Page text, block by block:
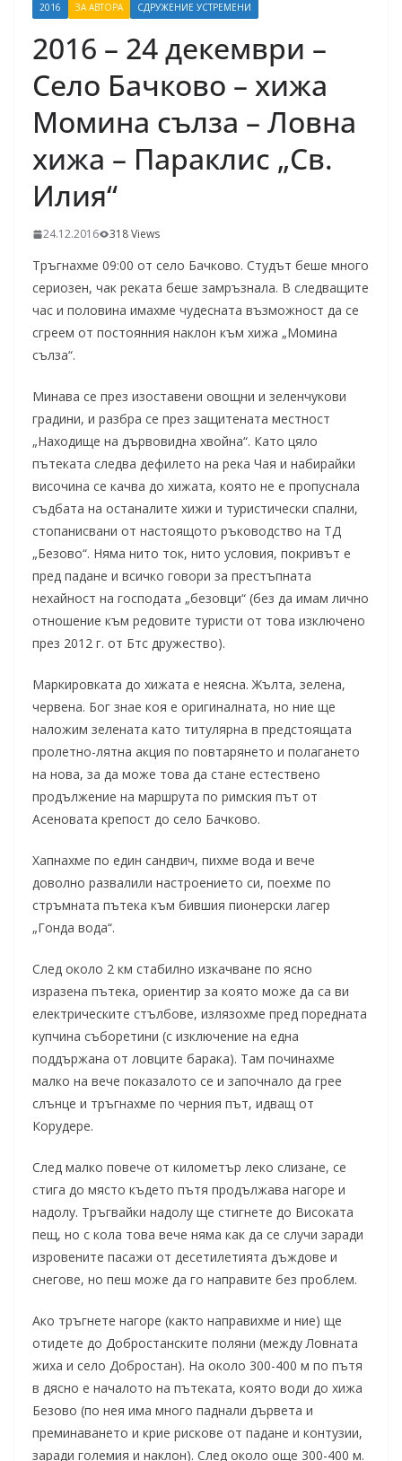
2016 ЗА АВТОРА СДРУЖЕНИЕ УСТРЕМЕНИ
2016 – 24 декември –
Село Бачково – хижа
Момина сълза – Ловна
хижа – Параклис „Св.
Илия“
24.12.2016 318 Views
Тръгнахме 09:00 от село Бачково. Студът беше много
сериозен, чак реката беше замръзнала. В следващите
час и половина имахме чудесната възможност да се
сгреем от постоянния наклон към хижа „Момина
сълза“.
Минава се през изоставени овощни и зеленчукови
градини, и разбра се през защитената местност
„Находище на дървовидна хвойна“. Като цяло
пътеката следва дефилето на река Чая и набирайки
височина се качва до хижата, която не е пропуснала
съдбата на останалите хижи и туристически спални,
стопанисвани от настоящото ръководство на ТД
„Безово“. Няма нито ток, нито условия, покривът е
пред падане и всичко говори за престъпната
нехайност на господата „безовци“ (без да имам лично
отношение към редовите туристи от това изключено
през 2012 г. от Бтс дружество).
Маркировката до хижата е неясна. Жълта, зелена,
червена. Бог знае коя е оригиналната, но ние ще
наложим зелената като титулярна в предстоящата
пролетно-лятна акция по повтарянето и полагането
на нова, за да може това да стане естествено
продължение на маршрута по римския път от
Асеновата крепост до село Бачково.
Хапнахме по един сандвич, пихме вода и вече
доволно развалили настроението си, поехме по
стръмната пътека към бившия пионерски лагер
„Гонда вода“.
След около 2 км стабилно изкачване по ясно
изразена пътека, ориентир за която може да са ви
електрическите стълбове, излязохме пред поредната
купчина съборетини (с изключение на една
поддържана от ловците барака). Там починахме
малко на вече показалото се и започнало да грее
слънце и тръгнахме по черния път, идващ от
Корудере.
След малко повече от километър леко слизане, се
стига до място където пътя продължава нагоре и
надолу. Тръгвайки надолу ще стигнете до Високата
пещ, но с кола това вече няма как да се случи заради
изровените пасажи от десетилетията дъждове и
снегове, но пеш може да го направите без проблем.
Ако тръгнете нагоре (както направихме и ние) ще
отидете до Добростанските поляни (между Ловната
жиха и село Добростан). На около 300-400 м по пътя
в дясно е началото на пътеката, която води до хижа
Безово (по нея има много паднали дървета и
преминаването и крие рискове от падане и контузии,
заради големия и наклон). След около още 300-400 м.